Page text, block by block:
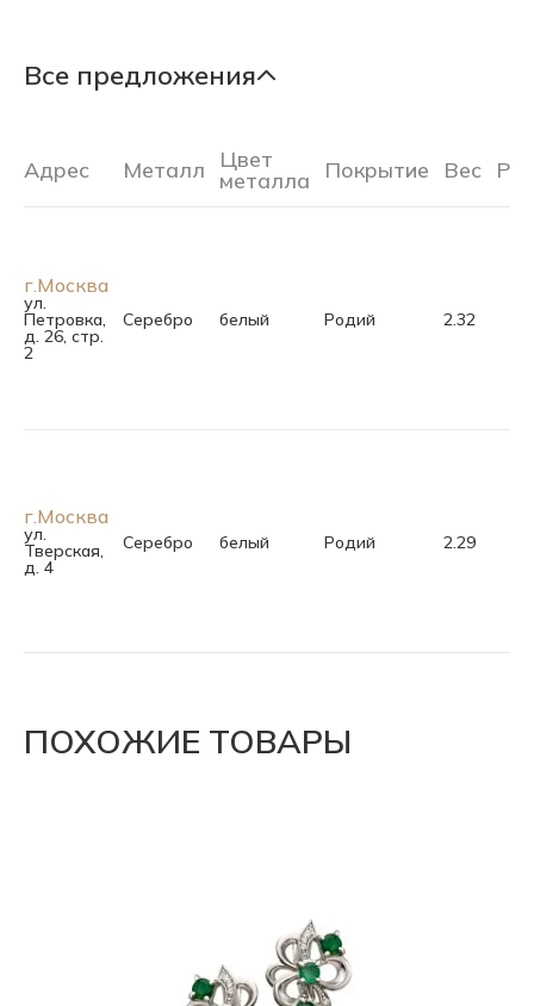
Все предложения
Адрес Металл Цвет
металла Покрытие Вес
г.Москва
ул.
Петровка,
д. 26, стр.
2
Серебро белый Родий 2.32
г.Москва
ул.
Тверская,
д. 4
Серебро белый Родий 2.29
ПОХОЖИЕ ТОВАРЫ